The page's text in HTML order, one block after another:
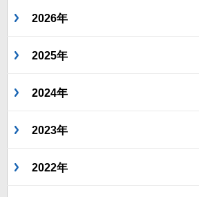
2026年
2025年
2024年
2023年
2022年